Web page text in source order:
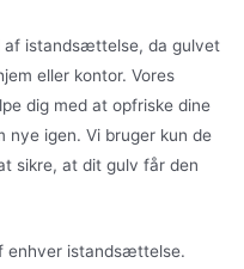
af istandsættelse, da gulvet
eller kontor. Vores
dig med at opfriske dine
igen. Vi bruger kun de
sikre, at dit gulv får den
enhver istandsættelse.